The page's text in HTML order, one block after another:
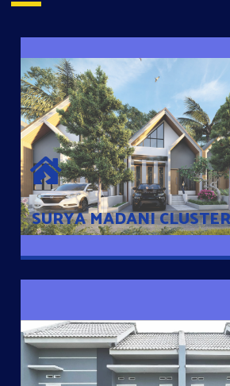
SURYA MADANI CLUSTER
SURYA MADANI CLUSTER
Desain Modern Minimalis dengan Konsep
Sehingga Memudahkan Penghuni mengakses
dengan Ponsel
SURYA MADANI DUA